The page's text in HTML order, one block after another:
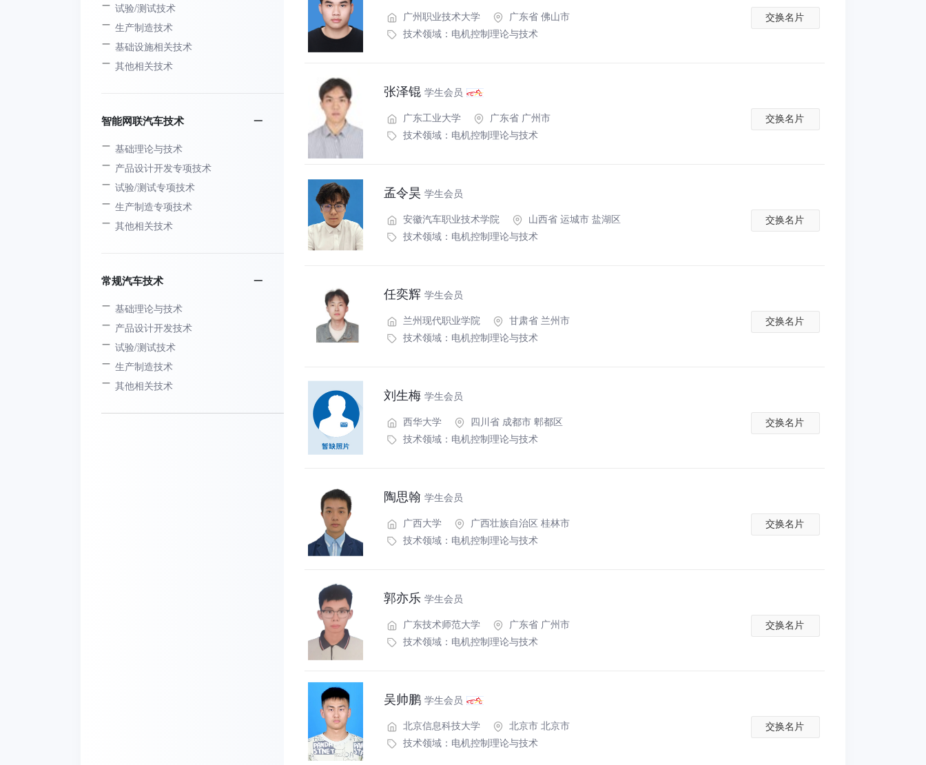
广州职业技术大学
广东省 佛山市
技术领域： 电机控制理论与技术
交换名片
张泽锟 学生会员
广东工业大学
广东省 广州市
技术领域： 电机控制理论与技术
交换名片
孟令昊 学生会员
安徽汽车职业技术学院
山西省 运城市 盐湖区
技术领域： 电机控制理论与技术
交换名片
任奕辉 学生会员
兰州现代职业学院
甘肃省 兰州市
技术领域： 电机控制理论与技术
交换名片
刘生梅 学生会员
西华大学
四川省 成都市 郫都区
技术领域： 电机控制理论与技术
交换名片
陶思翰 学生会员
广西大学
广西壮族自治区 桂林市
技术领域： 电机控制理论与技术
交换名片
郭亦乐 学生会员
广东技术师范大学
广东省 广州市
技术领域： 电机控制理论与技术
交换名片
吴帅鹏 学生会员
北京信息科技大学
北京市 北京市
技术领域： 电机控制理论与技术
交换名片
试验/测试技术
生产制造技术
基础设施相关技术
其他相关技术
智能网联汽车技术
基础理论与技术
产品设计开发专项技术
试验/测试专项技术
生产制造专项技术
其他相关技术
常规汽车技术
基础理论与技术
产品设计开发技术
试验/测试技术
生产制造技术
其他相关技术